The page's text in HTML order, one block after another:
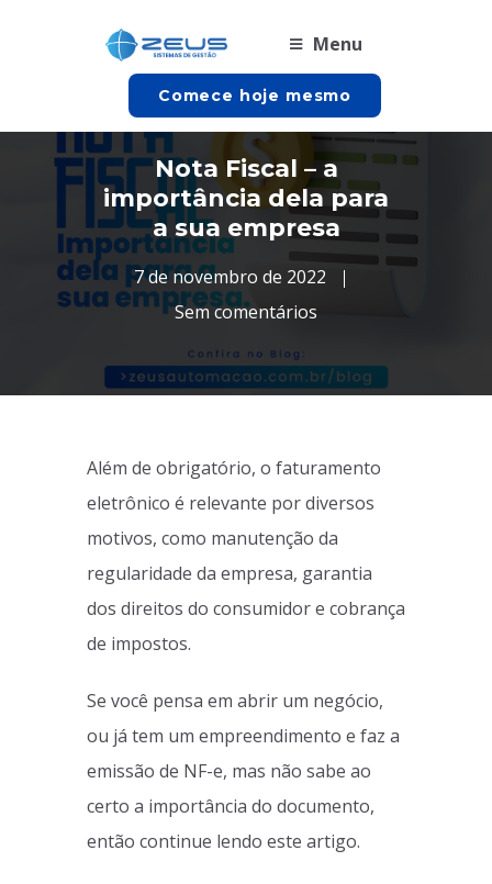
Menu
Comece hoje mesmo
Nota Fiscal – a
importância dela para
a sua empresa
7 de novembro de 2022
Sem comentários
Além de obrigatório, o faturamento
eletrônico é relevante por diversos
motivos, como manutenção da
regularidade da empresa, garantia
dos direitos do consumidor e cobrança
de impostos.
Se você pensa em abrir um negócio,
ou já tem um empreendimento e faz a
emissão de NF-e, mas não sabe ao
certo a importância do documento,
então continue lendo este artigo.